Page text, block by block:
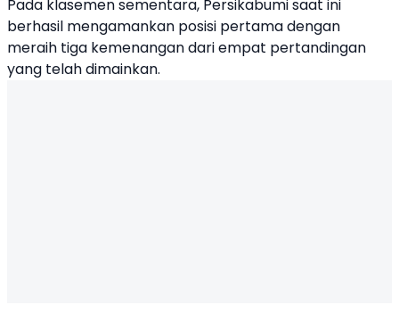
Pada klasemen sementara, Persikabumi saat ini
berhasil mengamankan posisi pertama dengan
meraih tiga kemenangan dari empat pertandingan
yang telah dimainkan.